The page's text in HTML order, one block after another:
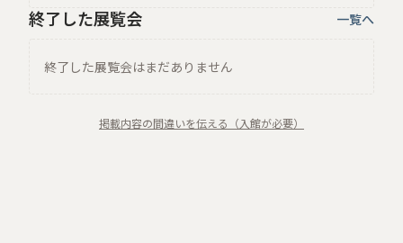
終了した展覧会 一覧へ
終了した展覧会はまだありません
掲載内容の間違いを伝える（入館が必要）